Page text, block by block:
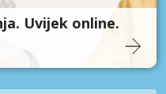
Uvijek online.